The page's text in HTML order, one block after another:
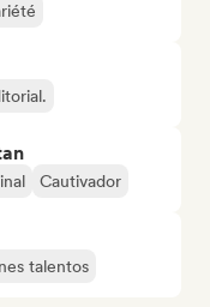
Cautivador
talentos